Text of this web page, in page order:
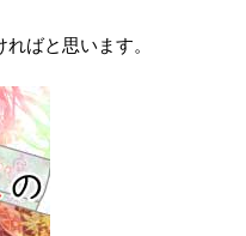
ばと思います。